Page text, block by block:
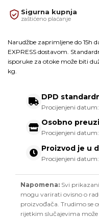
Sigurna kupnja
zaštićeno plaćanje
Narudžbe zaprimljene do 15h
EXPRESS dostavom.
isporuke za otoke može biti
kg.
DPD
Procijenjeni datum:
Osobno
Procijenjeni datum:
Proizvod je u
Procijenjeni datum:
Napomena: Svi
mogu varirati ovisno o
proizvođača. Trudimo se
rijetkim slučajevima